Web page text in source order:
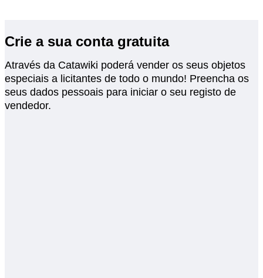
Crie a sua conta gratuita
Através da Catawiki poderá vender os seus objetos
especiais a licitantes de todo o mundo! Preencha os
seus dados pessoais para iniciar o seu registo de
vendedor.